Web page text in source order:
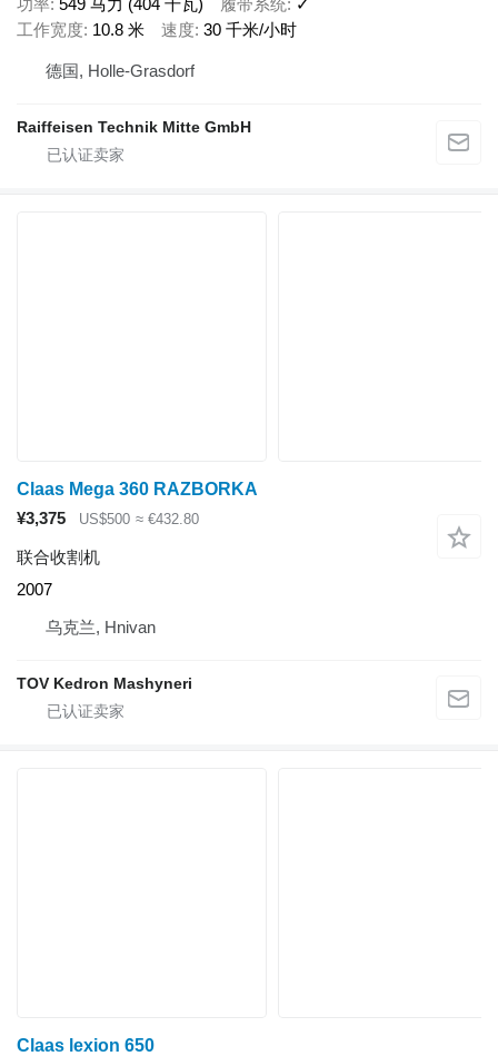
工作宽度 10.8 米 速度 30 千米/小时
德国, Holle-Grasdorf
Raiffeisen Technik Mitte GmbH
Claas Mega 360 RAZBORKA
¥3,375
US$500 ≈ €432.80
联合收割机
2007
乌克兰, Hnivan
TOV Kedron Mashyneri
Claas lexion 650